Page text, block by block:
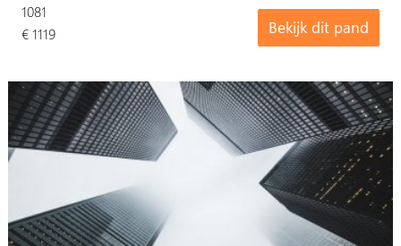
Bekijk dit pand
1081
€ 1119